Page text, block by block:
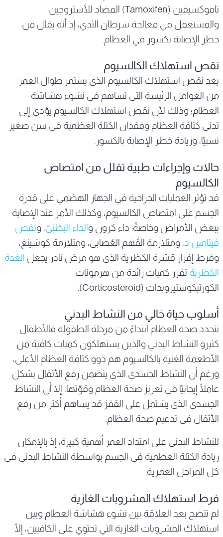
تاموكسيفين (Tamoxifen) المضاد للأستروجين
والمستعمل في معالجة سرطان الثدي، إذ أنه يقلل من
خطر الإصابة بكسور في العظام.
نقص استهلاك الكالسيوم
يعد نقص استهلاك الكالسيوم الذي يستمر طوال العمر
من العوامل الرئيسة التي تساهم في نشوء هشاشة
العظام؛ وذلك لأن نقص استهلاك الكالسيوم يؤدي إلى
تدني كثافة العظام وفقدان الكتلة العظمية في سن صغير
نسبيًا، وزيادة خطر الإصابة بالكسور.
حالات وإجراءات طبية تقلل من امتصاص
الكالسيوم
قد تؤثر العمليات الجراحية في الجهاز الهضمي على قدرة
الجسم على امتصاص الكالسيوم، وكذلك الأمر عند الإصابة
ببعض الأمراض وخاصةً: داء كرون والداء البَطْنِيّ، ونقص
فيتامين د، ومتلازمة القَهَم العُصابي، ومتلازمة كوشينغ،
وفرط إفراز قشرة الكظرية الذي هو مرض نادر يجعل الغدة
الكظرية تفرز كميات زائدة من هرمونات
الكورتيكوستيرويدات (Corticosteroid).
أسلوب حياة خالي من النشاط البدني
تتحدد صحة العظام ابتداءً من مرحلة الطفولة فالأطفال
كثيرو النشاط البدني والذين يستهلكون كميات كافية من
الأطعمة الغنية بالكالسيوم هم ذوو كثافة العظام الأعلى،
ورغم أن النشاط الجسدي الذي يتضمن رفع الأثقال يشكل
عاملًا إيجابيًا في تعزيز صحة العظام وقوّتها، إلا أن النشاط
الجسدي الذي يشتمل على القفز قد يساهم أكثر من رفع
الأثقال في تدعيم صحة العظام.
للنشاط البدني على امتداد العمر أهمية كبيرة، إذ بالإمكان
زيادة الكتلة العظمية في الجسم بواسطة النشاط البدني في
كل المراحل العمرية.
فرط استهلاك المشروبات الغازية
لم تتضح بعد العلاقة بين نشوء هشاشة العظام وبين
استهلاك المشروبات الغازية التي تحتوي على الكافيين، إلّا